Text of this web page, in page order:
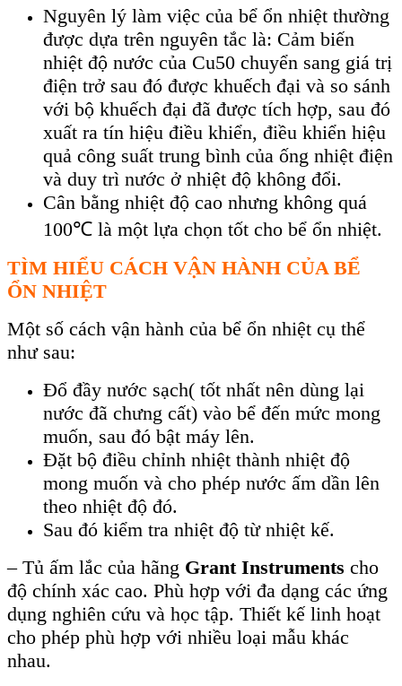
Nguyên lý làm việc của bể ổn nhiệt thường
được dựa trên nguyên tắc là: Cảm biến
nhiệt độ nước của Cu50 chuyển sang giá trị
điện trở sau đó được khuếch đại và so sánh
với bộ khuếch đại đã được tích hợp, sau đó
xuất ra tín hiệu điều khiển, điều khiển hiệu
quả công suất trung bình của ống nhiệt điện
và duy trì nước ở nhiệt độ không đổi.
Cân bằng nhiệt độ cao nhưng không quá
100℃ là một lựa chọn tốt cho bể ổn nhiệt.
TÌM HIỂU CÁCH VẬN HÀNH CỦA BỂ
ỔN NHIỆT
Một số cách vận hành của bể ổn nhiệt cụ thể
như sau:
Đổ đầy nước sạch( tốt nhất nên dùng lại
nước đã chưng cất) vào bể đến mức mong
muốn, sau đó bật máy lên.
Đặt bộ điều chỉnh nhiệt thành nhiệt độ
mong muốn và cho phép nước ấm dần lên
theo nhiệt độ đó.
Sau đó kiểm tra nhiệt độ từ nhiệt kế.
– Tủ ấm lắc của hãng Grant Instruments cho
độ chính xác cao. Phù hợp với đa dạng các ứng
dụng nghiên cứu và học tập. Thiết kế linh hoạt
cho phép phù hợp với nhiều loại mẫu khác
nhau.